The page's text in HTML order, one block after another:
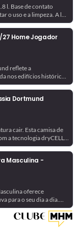
l. Base de contato
o uso e a limpeza. A luz
em funcionamento e
Home Jogador
reflete a
nos edifícios históricos
de gerenciamento
Dortmund
cair. Esta camisa de
a tecnologia dryCELL,
manter você seco. Ela é
Masculina -
oferece
para o seu dia a dia.
em nylon reciclado, ela
podendo ser guardada
para se manter seco